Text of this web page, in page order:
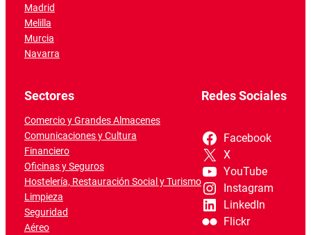
Madrid
Melilla
Murcia
Navarra
Sectores
Comercio y Grandes Almacenes
Comunicaciones y Cultura
Financiero
Oficinas y Seguros
Hostelería, Restauración Social y Turismo
Limpieza
Seguridad
Aéreo
Redes Sociales
Facebook
X
YouTube
Instagram
LinkedIn
Flickr